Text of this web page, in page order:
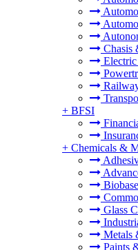
Chasis
+ BFSI
+ Chemicals &
Glass
Metals
Paints